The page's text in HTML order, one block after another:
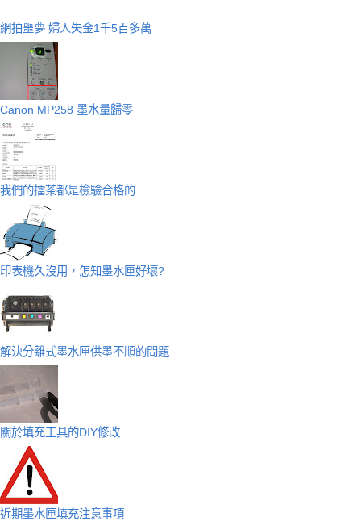
網拍噩夢 婦人失金1千5百多萬
Canon MP258 墨水量歸零
我們的擂茶都是檢驗合格的
印表機久沒用，怎知墨水匣好壞?
解決分離式墨水匣供墨不順的問題
關於填充工具的DIY修改
近期墨水匣填充注意事項